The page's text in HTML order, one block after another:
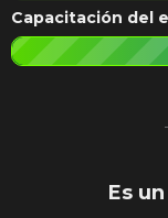
Capacitación del
Es